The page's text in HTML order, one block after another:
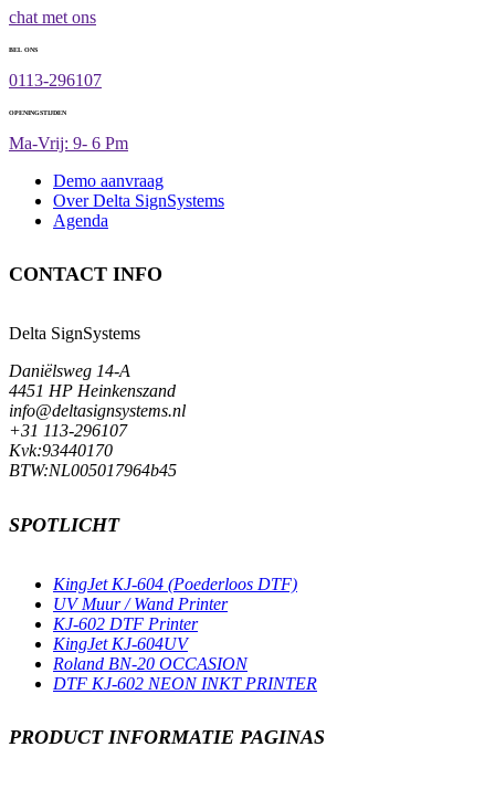
chat met ons
BEL ONS
0113-296107
OPENINGSTIJDEN
Ma-Vrij: 9- 6 Pm
Demo aanvraag
Over Delta SignSystems
Agenda
CONTACT INFO
Delta SignSystems
Daniëlsweg 14-A
4451 HP Heinkenszand
info@deltasignsystems.nl
+31 113-296107
Kvk:93440170
BTW:NL005017964b45
SPOTLICHT
KingJet KJ-604 (Poederloos DTF)
UV Muur / Wand Printer
KJ-602 DTF Printer
KingJet KJ-604UV
Roland BN-20 OCCASION
DTF KJ-602 NEON INKT PRINTER
PRODUCT INFORMATIE PAGINAS